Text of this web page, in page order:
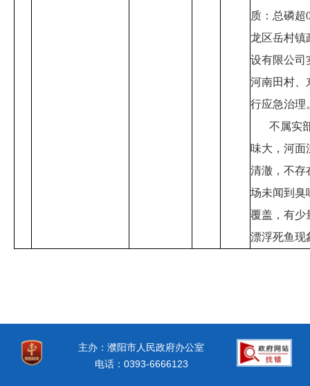
质：总磷超
龙区岳村镇
设有限公司
河南田村、
行应急治理
不属实
味大，河面
清澈，不存
场未闻到臭
覆盖，有少
漂浮死鱼现
主办：濮阳市人民政府办公室
电话：0393-6666123